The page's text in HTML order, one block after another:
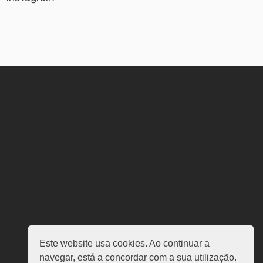
Este website usa cookies. Ao continuar a
navegar, está a concordar com a sua utilização.